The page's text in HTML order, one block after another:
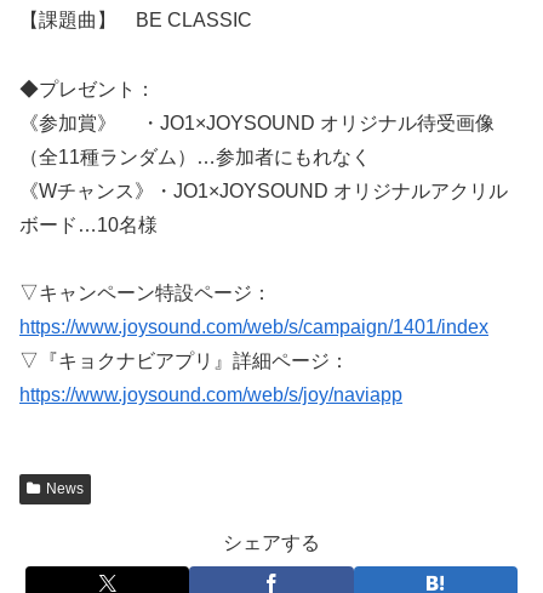
【課題曲】 BE CLASSIC
◆プレゼント：
《参加賞》 ・JO1×JOYSOUND オリジナル待受画像
（全11種ランダム）…参加者にもれなく
《Wチャンス》・JO1×JOYSOUND オリジナルアクリル
ボード…10名様
▽キャンペーン特設ページ：
https://www.joysound.com/web/s/campaign/1401/index
▽『キョクナビアプリ』詳細ページ：
https://www.joysound.com/web/s/joy/naviapp
News
シェアする